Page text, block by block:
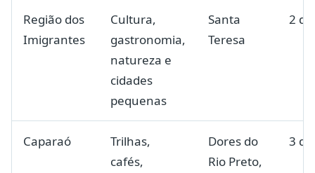
Região dos
Imigrantes
Cultura,
gastronomia,
natureza e
cidades
pequenas
Santa
Teresa
2
Caparaó
Trilhas,
cafés,
Dores do
Rio Preto,
3